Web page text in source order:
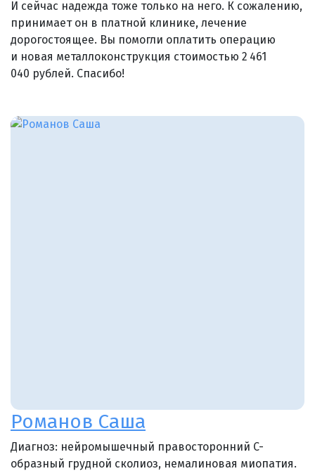
И сейчас надежда тоже только на него. К сожалению,
принимает он в платной клинике, лечение
дорогостоящее. Вы помогли оплатить операцию
и новая металлоконструкция стоимостью 2 461
040 рублей. Спасибо!
Романов Саша
Диагноз: нейромышечный правосторонний C-
образный грудной сколиоз, немалиновая миопатия.